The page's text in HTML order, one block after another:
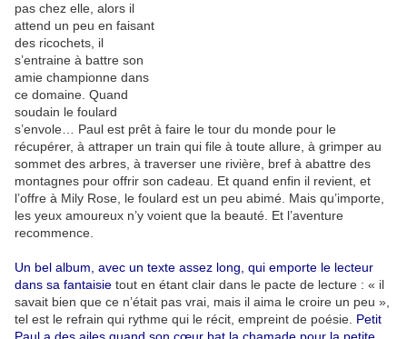
pas chez elle, alors il
attend un peu en faisant
des ricochets, il
s’entraine à battre son
amie championne dans
ce domaine. Quand
soudain le foulard
s’envole… Paul est prêt à faire le tour du monde pour le
récupérer, à attraper un train qui file à toute allure, à grimper au
sommet des arbres, à traverser une rivière, bref à abattre des
montagnes pour offrir son cadeau. Et quand enfin il revient, et
l’offre à Mily Rose, le foulard est un peu abimé. Mais qu’importe,
les yeux amoureux n’y voient que la beauté. Et l’aventure
recommence.
Un bel album, avec un texte assez long, qui emporte le lecteur
dans sa fantaisie tout en étant clair dans le pacte de lecture : « il
savait bien que ce n’était pas vrai, mais il aima le croire un peu »,
tel est le refrain qui rythme qui le récit, empreint de poésie. Petit